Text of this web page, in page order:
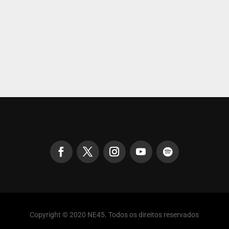
Copyright © 2020 NE45. Todos os direitos reservados